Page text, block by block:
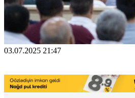
03.07.2025 21:47